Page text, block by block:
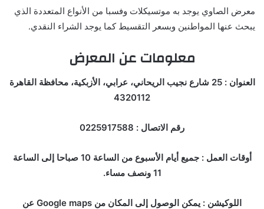
معرض الصاوي يوجد به موتسيكلات وفسبا من الأنواع المتعددة الذي
يبحث عنها المواطنين وبسعر التقسيط كما يوجد الشراء النقدي.
معلومات عن المعرض
العنوان : 25 شارع نجيب الريحاني، عرابي، الأزبكية، محافظة القاهرة
4320112
رقم الاتصال : 0225917588
أوقات العمل : جميع أيام الأسبوع من الساعة 10 صباحا إلى الساعة
11 ونصف مساء.
اللوكيشن : يمكن الوصول إلى المكان من Google maps عن